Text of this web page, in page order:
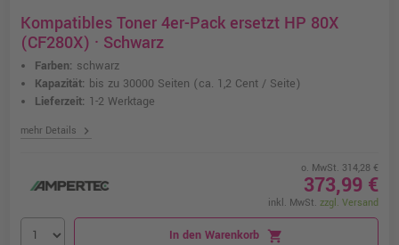
Kompatibles Toner 4er-Pack ersetzt HP 80X
(CF280X) · Schwarz
Farben: schwarz
Kapazität: bis zu 30000 Seiten (ca. 1,2 Cent / Seite)
Lieferzeit: 1-2 Werktage
mehr Details chevron_right
o. MwSt. 314,28 €
373,99 €
inkl. MwSt. zzgl. Versand
In den Warenkorb shopping_cart